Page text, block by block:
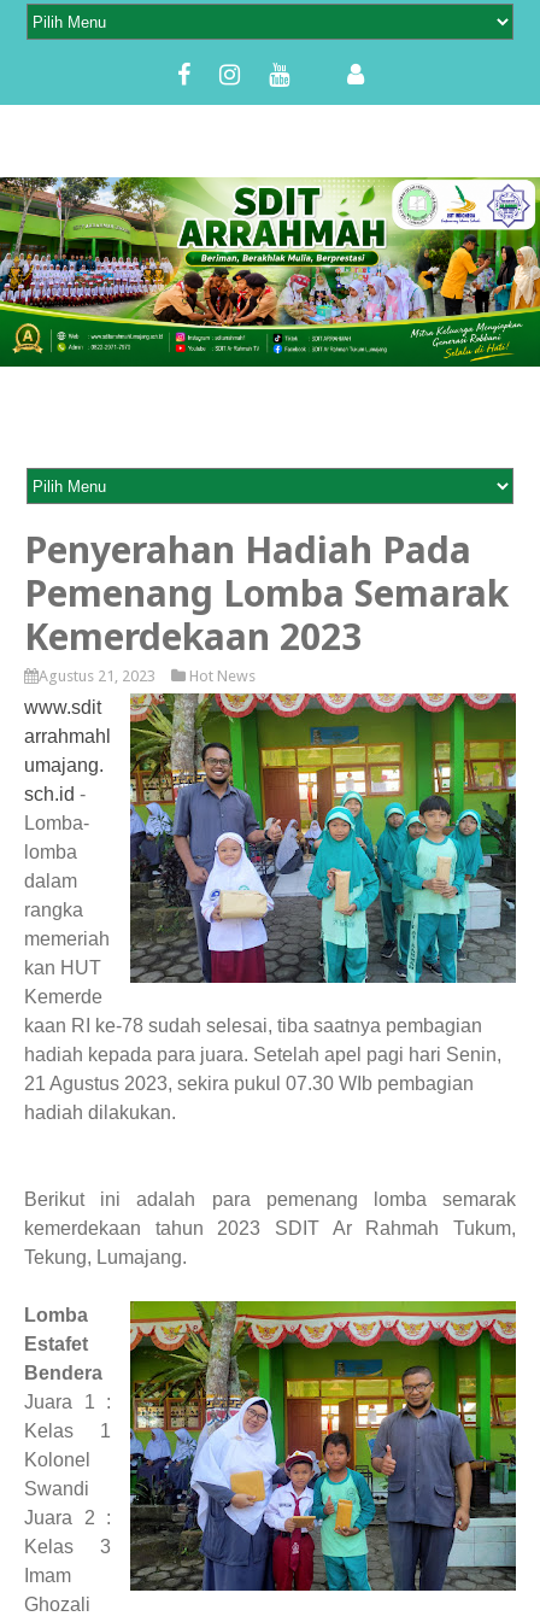
Penyerahan Hadiah Pada
Pemenang Lomba Semarak
Kemerdekaan 2023
Agustus 21, 2023 Hot News
www.sdit
arrahmahl
umajang.
sch.id -
Lomba-
lomba
dalam
rangka
memeriah
kan HUT
Kemerde
kaan RI ke-78 sudah selesai, tiba saatnya pembagian
hadiah kepada para juara. Setelah apel pagi hari Senin,
21 Agustus 2023, sekira pukul 07.30 WIb pembagian
hadiah dilakukan.
Berikut ini adalah para pemenang lomba semarak
kemerdekaan tahun 2023 SDIT Ar Rahmah Tukum,
Tekung, Lumajang.
Lomba
Estafet
Bendera
Juara 1 :
Kelas 1
Kolonel
Swandi
Juara 2 :
Kelas 3
Imam
Ghozali